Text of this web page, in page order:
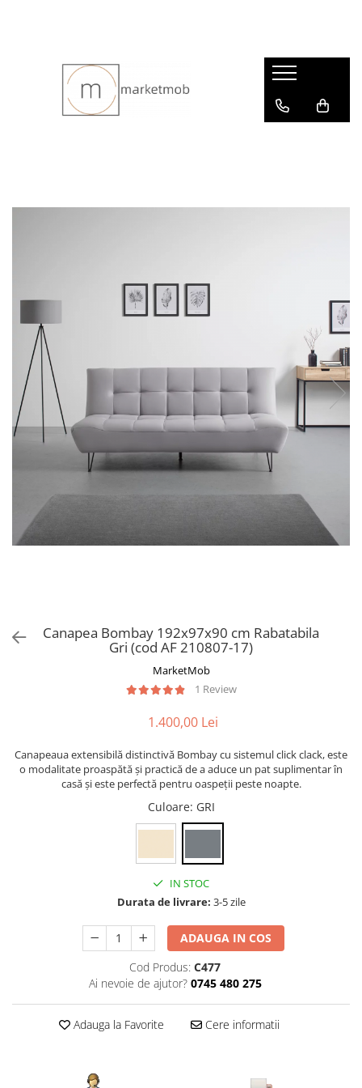
Canapea Bombay 192x97x90 cm Rabatabila
Gri (cod AF 210807-17)
MarketMob
1 Review
1.400,00 Lei
Canapeaua extensibilă distinctivă Bombay cu sistemul click clack, este
o modalitate proaspătă și practică de a aduce un pat suplimentar în
casă și este perfectă pentru oaspeții peste noapte.
Culoare: GRI
IN STOC
Durata de livrare: 3-5 zile
ADAUGA IN COS
Cod Produs: C477
Ai nevoie de ajutor? 0745 480 275
Adauga la Favorite Cere informatii